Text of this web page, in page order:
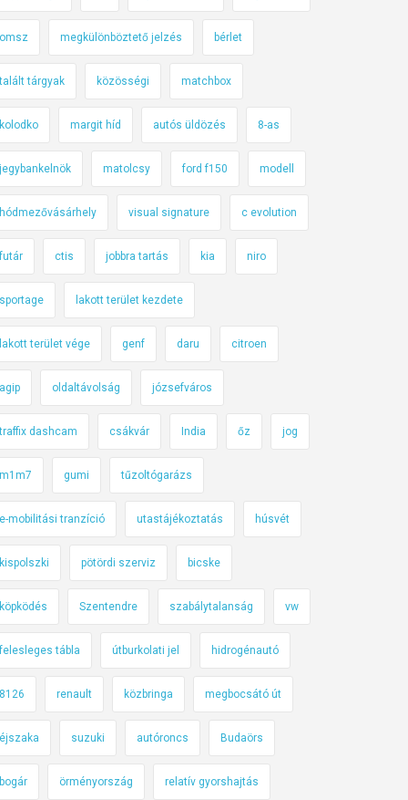
omsz megkülönböztető jelzés bérlet
talált tárgyak közösségi matchbox
kolodko margit híd autós üldözés 8-as
jegybankelnök matolcsy ford f150 modell
hódmezővásárhely visual signature c evolution
futár ctis jobbra tartás kia niro
sportage lakott terület kezdete
lakott terület vége genf daru citroen
agip oldaltávolság józsefváros
traffix dashcam csákvár India őz jog
m1m7 gumi tűzoltógarázs
e-mobilitási tranzíció utastájékoztatás húsvét
kispolszki pötördi szerviz bicske
köpködés Szentendre szabálytalanság vw
felesleges tábla útburkolati jel hidrogénautó
8126 renault közbringa megbocsátó út
éjszaka suzuki autóroncs Budaörs
bogár örményország relatív gyorshajtás